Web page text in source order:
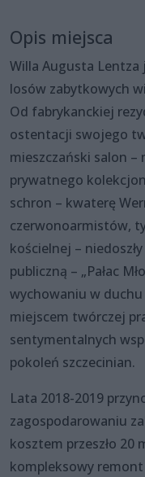
Opis miejsca
Willa Augusta Lentza
losów zabytkowych
Od fabrykanckiej
ostentacji swojego
mieszczański salon
prywatnego
schron – kwaterę
czerwonoarmistów,
kościelnej –
publiczną – „Pałac
wychowaniu w
miejscem twórczej
sentymentalnych
pokoleń szczecinian.
Lata 2018-2019
zagospodarowaniu
kosztem przeszło 20
kompleksowy